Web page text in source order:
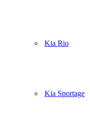
Kia Rio
Kia Sportage